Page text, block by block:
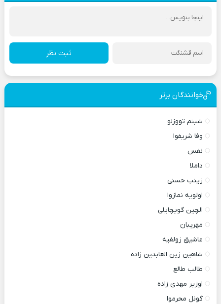
ثبت نظر
خوانندگان برتر
شبنم تووزلو
وفا شریفوا
نفس
داملا
زینب حسنی
اولویه نمازوا
الچین گویچایلی
مهریبان
عاشیق زولفیه
شاهین زین العابدین زاده
طالب طالع
اوزیر مهدی زاده
گونل محرموا